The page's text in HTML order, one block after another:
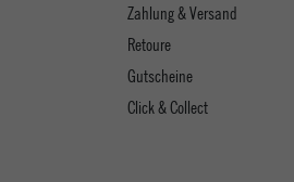
Zahlung & Versand
Retoure
Gutscheine
Click & Collect